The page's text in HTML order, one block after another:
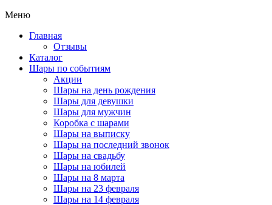
Меню
Главная
Отзывы
Каталог
Шары по событиям
Акции
Шары на день рождения
Шары для девушки
Шары для мужчин
Коробка с шарами
Шары на выписку
Шары на последний звонок
Шары на свадьбу
Шары на юбилей
Шары на 8 марта
Шары на 23 февраля
Шары на 14 февраля